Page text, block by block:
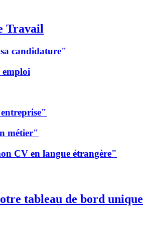
Travail
candidature"
emploi
métier"
CV en langue étrangère"
tableau de bord unique